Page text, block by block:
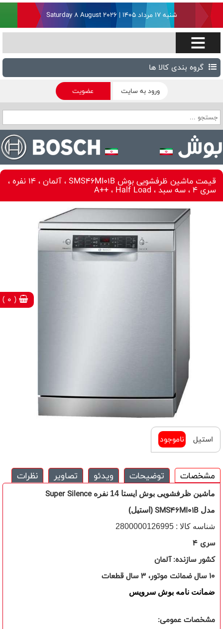
( 0 )
شنبه ۱۷ مرداد ۱۴۰۵ | Saturday 8 August 2026
گروه بندی کالا ها
ورود به سایت عضویت
قیمت ماشین ظرفشویی بوش SMS46MI01B ، آلمان ، 14 نفره ،
سری 4 ، سه سبد ، A++ ، Half Load
استیل ناموجود
مشخصات توضیحات ویدئو تصاویر نظرات
ماشین ظرفشویی بوش ایستا 14 نفره Super Silence
مدل SMS46MI01B (استیل)
شناسه کالا : 2800000126995
سری 4
کشور سازنده:آلمان
10سال ضمانت موتور، 3 سال قطعات
ضمانت نامه بوش سرویس
مشخصات عمومی: